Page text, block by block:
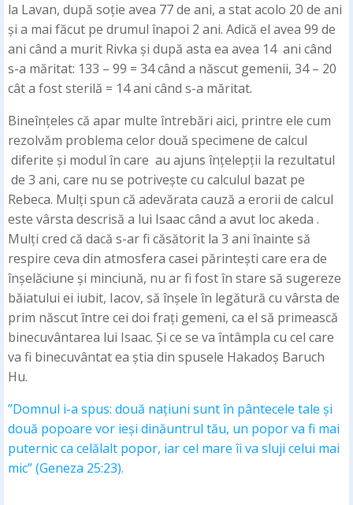
la Lavan, după soție avea 77 de ani, a stat acolo 20 de ani
și a mai făcut pe drumul înapoi 2 ani. Adică el avea 99 de
ani când a murit Rivka și după asta ea avea 14 ani când
s-a măritat: 133 – 99 = 34 când a născut gemenii, 34 – 20
cât a fost sterilă = 14 ani când s-a măritat.
Bineînțeles că apar multe întrebări aici, printre ele cum
rezolvăm problema celor două specimene de calcul
diferite și modul în care au ajuns înțelepții la rezultatul
de 3 ani, care nu se potrivește cu calculul bazat pe
Rebeca. Mulți spun că adevărata cauză a erorii de calcul
este vârsta descrisă a lui Isaac când a avut loc akeda .
Mulți cred că dacă s-ar fi căsătorit la 3 ani înainte să
respire ceva din atmosfera casei părintești care era de
înșelăciune și minciună, nu ar fi fost în stare să sugereze
băiatului ei iubit, Iacov, să înșele în legătură cu vârsta de
prim născut între cei doi frați gemeni, ca el să primească
binecuvântarea lui Isaac. Și ce se va întâmpla cu cel care
va fi binecuvântat ea știa din spusele Hakadoș Baruch
Hu.
”Domnul i-a spus: două națiuni sunt în pântecele tale și
două popoare vor ieși dinăuntrul tău, un popor va fi mai
puternic ca celălalt popor, iar cel mare îi va sluji celui mai
mic” (Geneza 25:23).